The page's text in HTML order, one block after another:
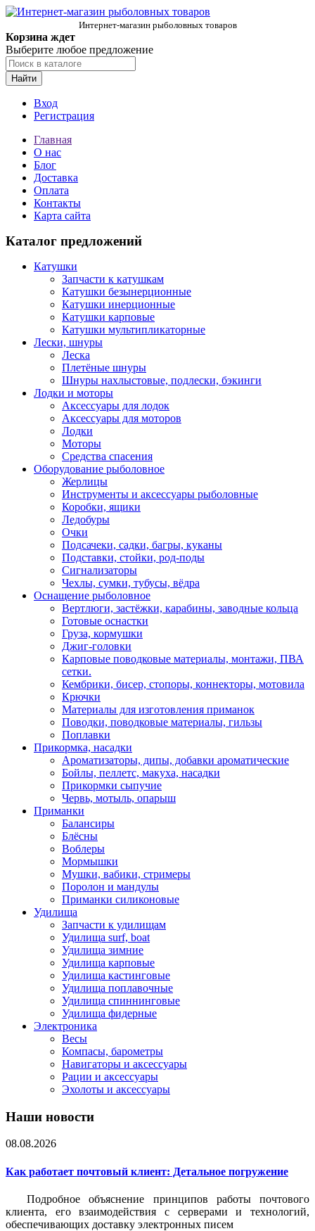
Интернет-магазин рыболовных товаров
Корзина ждет
Выберите любое предложение
Найти
Вход
Регистрация
Главная
О нас
Блог
Доставка
Оплата
Контакты
Карта сайта
Каталог предложений
Катушки
Запчасти к катушкам
Катушки безынерционные
Катушки инерционные
Катушки карповые
Катушки мультипликаторные
Лески, шнуры
Леска
Плетёные шнуры
Шнуры нахлыстовые, подлески, бэкинги
Лодки и моторы
Аксессуары для лодок
Аксессуары для моторов
Лодки
Моторы
Средства спасения
Оборудование рыболовное
Жерлицы
Инструменты и аксессуары рыболовные
Коробки, ящики
Ледобуры
Очки
Подсачеки, садки, багры, куканы
Подставки, стойки, род-поды
Сигнализаторы
Чехлы, сумки, тубусы, вёдра
Оснащение рыболовное
Вертлюги, застёжки, карабины, заводные кольца
Готовые оснастки
Груза, кормушки
Джиг-головки
Карповые поводковые материалы, монтажи, ПВА
сетки.
Кембрики, бисер, стопоры, коннекторы, мотовила
Крючки
Материалы для изготовления приманок
Поводки, поводковые материалы, гильзы
Поплавки
Прикормка, насадки
Ароматизаторы, дипы, добавки ароматические
Бойлы, пеллетс, макуха, насадки
Прикормки сыпучие
Червь, мотыль, опарыш
Приманки
Балансиры
Блёсны
Воблеры
Мормышки
Мушки, вабики, стримеры
Поролон и мандулы
Приманки силиконовые
Удилища
Запчасти к удилищам
Удилища surf, boat
Удилища зимние
Удилища карповые
Удилища кастинговые
Удилища поплавочные
Удилища спиннинговые
Удилища фидерные
Электроника
Весы
Компасы, барометры
Навигаторы и аксессуары
Рации и аксессуары
Эхолоты и аксессуары
Наши новости
08.08.2026
Как работает почтовый клиент: Детальное погружение
Подробное объяснение принципов работы почтового
клиента, его взаимодействия с серверами и технологий,
обеспечивающих доставку электронных писем